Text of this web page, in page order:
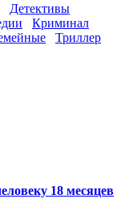
Детективы
Криминал
Триллер
18 месяцев